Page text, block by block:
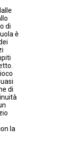
di
è
di
la